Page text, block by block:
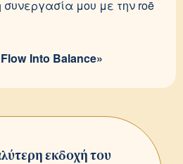
συνεργασία μου με την roē
Into Balance»
εκδοχή του